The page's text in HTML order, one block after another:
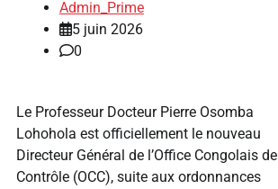
Admin_Prime
5 juin 2026
0
Le Professeur Docteur Pierre Osomba
Lohohola est officiellement le nouveau
Directeur Général de l’Office Congolais de
Contrôle (OCC), suite aux ordonnances